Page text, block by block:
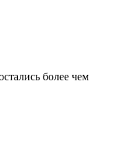
более чем